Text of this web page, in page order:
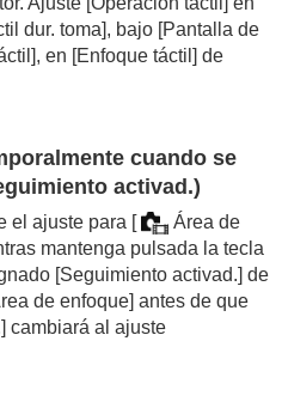
dur. toma], bajo [Pantalla de
, en [Enfoque táctil] de
cuando se
activad.)
el ajuste para [
Área de
mantenga pulsada la tecla
[Seguimiento activad.] de
de enfoque] antes de que
cambiará al ajuste